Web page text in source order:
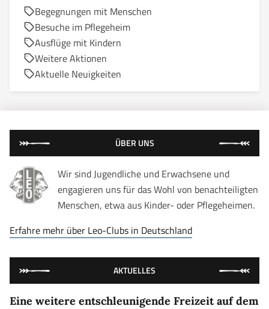
Begegnungen mit Menschen
Besuche im Pflegeheim
Ausflüge mit Kindern
Weitere Aktionen
Aktuelle Neuigkeiten
ÜBER UNS
Wir sind Jugendliche und Erwachsene und
engagieren uns für das Wohl von benachteiligten
Menschen, etwa aus Kinder- oder Pflegeheimen.
Erfahre mehr über Leo-Clubs in Deutschland
AKTUELLES
Eine weitere entschleunigende Freizeit auf dem